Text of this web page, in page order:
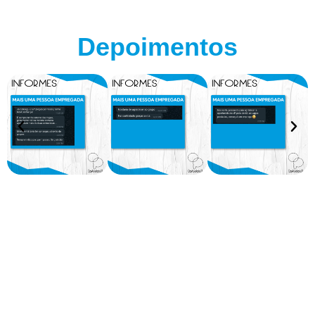
Depoimentos